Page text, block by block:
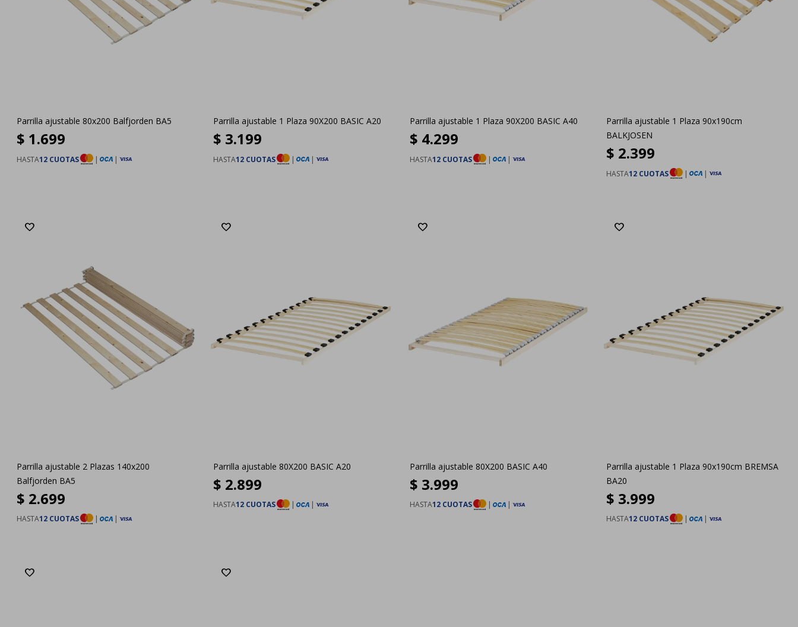
Parrilla ajustable 80x200 Balfjorden BA5
$ 1.699
HASTA12 CUOTAS | |
Parrilla ajustable 1 Plaza 90X200 BASIC A20
$ 3.199
HASTA12 CUOTAS | |
Parrilla ajustable 1 Plaza 90X200 BASIC A40
$ 4.299
HASTA12 CUOTAS | |
Parrilla ajustable 1 Plaza 90x190cm
BALKJOSEN
$ 2.399
HASTA12 CUOTAS | |
Parrilla ajustable 2 Plazas 140x200
Balfjorden BA5
$ 2.699
HASTA12 CUOTAS | |
Parrilla ajustable 80X200 BASIC A20
$ 2.899
HASTA12 CUOTAS | |
Parrilla ajustable 80X200 BASIC A40
$ 3.999
HASTA12 CUOTAS | |
Parrilla ajustable 1 Plaza 90x190cm BREMSA
BA20
$ 3.999
HASTA12 CUOTAS | |